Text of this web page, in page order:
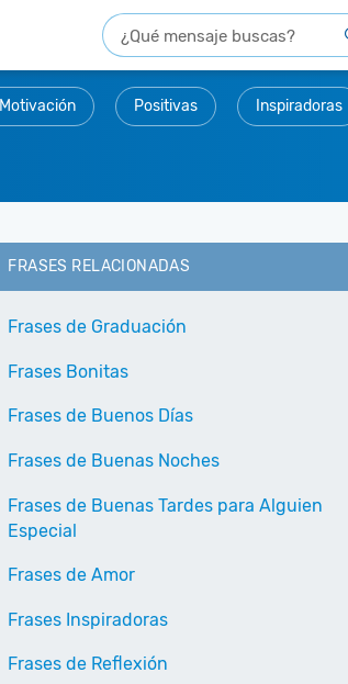
Motivación Positivas Inspiradoras
FRASES RELACIONADAS
Frases de Graduación
Frases Bonitas
Frases de Buenos Días
Frases de Buenas Noches
Frases de Buenas Tardes para Alguien
Especial
Frases de Amor
Frases Inspiradoras
Frases de Reflexión